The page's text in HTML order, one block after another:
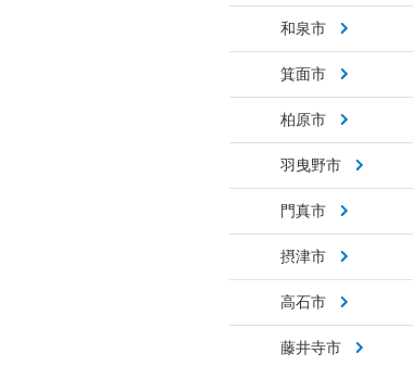
和泉市
箕面市
柏原市
羽曳野市
門真市
摂津市
高石市
藤井寺市